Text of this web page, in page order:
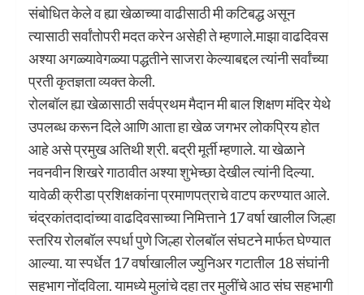
संबोधित केले व ह्या खेळाच्या वाढीसाठी मी कटिबद्ध असून
त्यासाठी सर्वांतोपरी मदत करेन असेही ते म्हणाले.माझा वाढदिवस
अश्या अगळ्यावेगळ्या पद्धतीने साजरा केल्याबद्दल त्यांनी सर्वांच्या
प्रती कृतज्ञता व्यक्त केली.
रोलबॉल ह्या खेळासाठी सर्वप्रथम मैदान मी बाल शिक्षण मंदिर येथे
उपलब्ध करून दिले आणि आता हा खेळ जगभर लोकप्रिय होत
आहे असे प्रमुख अतिथी श्री. बद्री मूर्ती म्हणाले. या खेळाने
नवनवीन शिखरे गाठावीत अश्या शुभेच्छा देखील त्यांनी दिल्या.
यावेळी क्रीडा प्रशिक्षकांना प्रमाणपत्राचे वाटप करण्यात आले.
चंद्रकांतदादांच्या वाढदिवसाच्या निमित्ताने 17 वर्षा खालील जिल्हा
स्तरिय रोलबॉल स्पर्धा पुणे जिल्हा रोलबॉल संघटने मार्फत घेण्यात
आल्या. या स्पर्धेत 17 वर्षाखालील ज्युनिअर गटातील 18 संघांनी
सहभाग नोंदविला. यामध्ये मुलांचे दहा तर मुलींचे आठ संघ सहभागी